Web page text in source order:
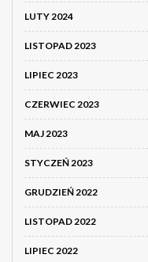
LUTY 2024
LISTOPAD 2023
LIPIEC 2023
CZERWIEC 2023
MAJ 2023
STYCZEŃ 2023
GRUDZIEŃ 2022
LISTOPAD 2022
LIPIEC 2022